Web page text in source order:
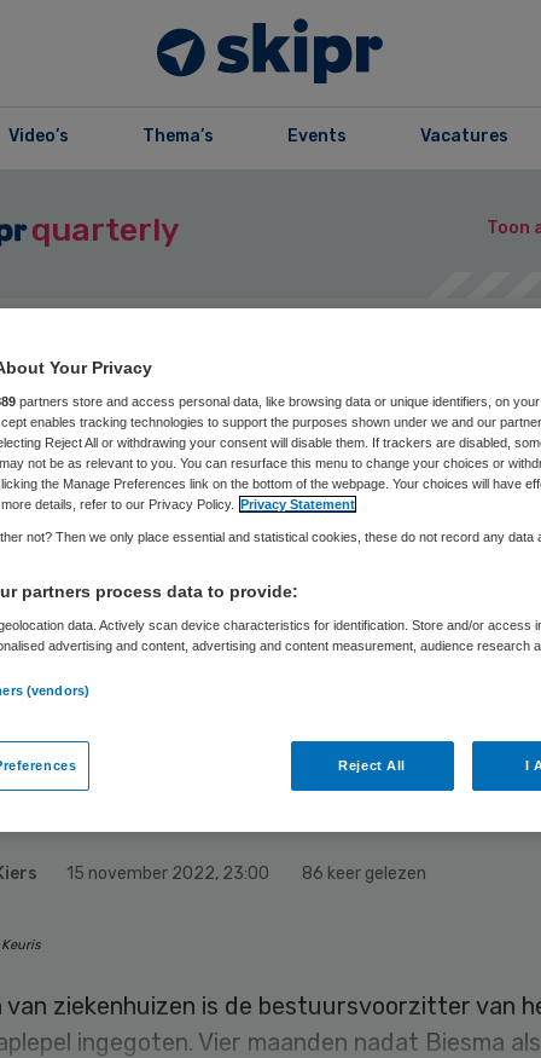
Video’s Thema’s Events Vacatures
quarterly Toon
| Douwe
‘Het is
dat alle
alles blijven
15 november 2022, 23:00 86 keer gelezen
ziekenhuizen is de bestuursvoorzitter van
ingegoten. Vier maanden nadat Biesma
Your Privacy
partners store and access personal data, like browsing data or unique identifiers, on your
enables tracking technologies to support the purposes shown under we and our
Reject All or withdrawing your consent will disable them. If trackers are disabled,
not be as relevant to you. You can resurface this menu to change your choices or
the Manage Preferences link on the bottom of the webpage. Your choices will have
details, refer to our Privacy Policy. Privacy Statement
not? Then we only place essential and statistical cookies, these do not record any data
partners process data to provide:
data. Actively scan device characteristics for identification. Store and/or access
advertising and content, advertising and content measurement, audience research
(vendors)
Reject All I